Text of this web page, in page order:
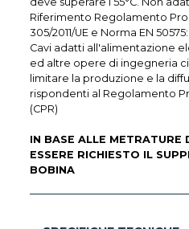
Riferimento Regolamento
305/2011/UE e Norma EN 50575:
Cavi adatti all'alimentazione
ed altre opere di ingegneria
limitare la produzione e la
rispondenti al Regolamento
(CPR)
IN BASE ALLE METRATURE
ESSERE RICHIESTO IL
BOBINA